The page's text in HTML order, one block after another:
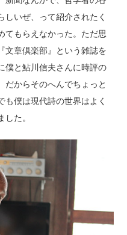
いぜ、って紹介されたく
てもらえなかった。ただ思
文章倶楽部』という雑誌を
僕と鮎川信夫さんに時評の
だからそのへんでちょっと
僕は現代詩の世界はよく
た。